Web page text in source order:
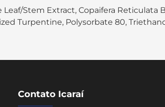
Stem Extract, Copaifera Reticulata
Turpentine, Polysorbate 80,
Contato Icaraí